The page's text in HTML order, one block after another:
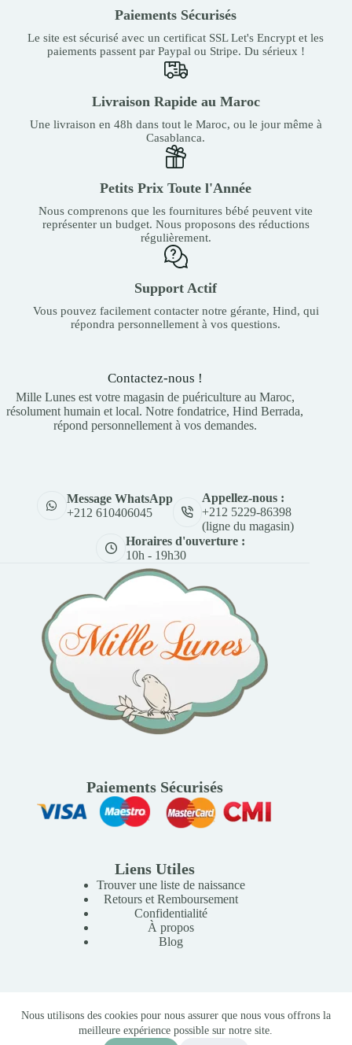
Nous utilisons des cookies pour nous assurer que nous vous offrons la
meilleure expérience possible sur notre site.
Paiements Sécurisés
Le site est sécurisé avec un certificat SSL Let's Encrypt et les
paiements passent par Paypal ou Stripe. Du sérieux !
Livraison Rapide au Maroc
Une livraison en 48h dans tout le Maroc, ou le jour même à
Casablanca.
Petits Prix Toute l'Année
Nous comprenons que les fournitures bébé peuvent vite
représenter un budget. Nous proposons des réductions
régulièrement.
Support Actif
Vous pouvez facilement contacter notre gérante, Hind, qui
répondra personnellement à vos questions.
Contactez-nous !
Mille Lunes est votre magasin de puériculture au Maroc,
résolument humain et local. Notre fondatrice, Hind Berrada,
répond personnellement à vos demandes.
Message WhatsApp
+212 610406045
Appellez-nous :
+212 5229-86398
(ligne du magasin)
Horaires d'ouverture :
10h - 19h30
Paiements Sécurisés
Liens Utiles
Trouver une liste de naissance
Retours et Remboursement
Confidentialité
À propos
Blog
Copyright © 2026 Mille Lunes - Création du site :Baptiste
-Conditions Générales de Vente